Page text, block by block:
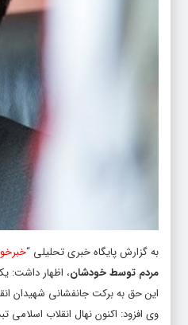
به گزارش پایگاه خبری تحلیلی “
مردم توسط خودشان، اظهار داشت:
این حق به برکت جانفشانی شهیدان
وی افزود: اکنون نهال انقلاب